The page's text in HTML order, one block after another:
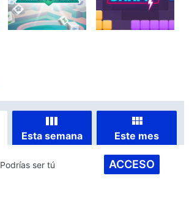
Esta semana Este mes
Podrías ser tú ACCESO